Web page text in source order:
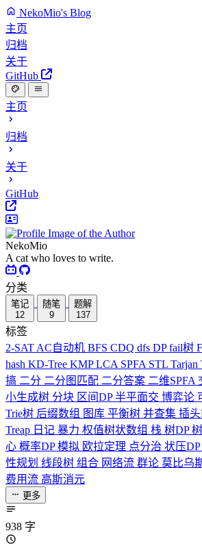
NekoMio's Blog
主页
归档
关于
GitHub
主页
归档
关于
GitHub
NekoMio
A cat who loves to write.
分类
笔记
12
随笔
9
题解
137
标签
2-SAT AC自动机 BFS CDQ dfs DPfail树
hash KD-Tree KMPLCA SPFA STL Tarjan
搞 二分 二分图匹配 二分答案 二维SPFA
小生成树 分块 区间DP半平面交 博弈论
Trie树 后缀数组 图库 平衡树 并查集 插
Treap 日记 暴力 权值树状数组 栈 树DP
心 概率DP模拟 欧拉定理 点分治 状压DP
性规划 线段树 组合 网络流 群论 莫比乌
费用流 高斯消元
更多
938 字